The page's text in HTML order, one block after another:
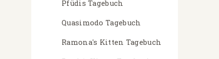
Pfüdis Tagebuch
Quasimodo Tagebuch
Ramona's Kitten Tagebuch